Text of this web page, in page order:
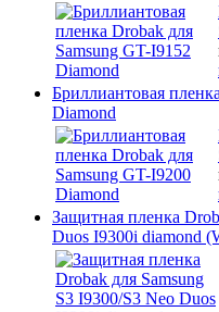
Бриллиантовая
Diamond
Защитная пленка
Duos I9300i diamond